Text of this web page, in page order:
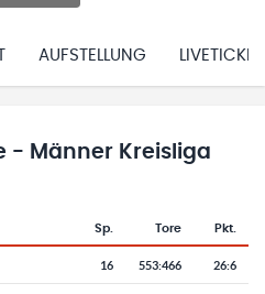
AUFSTELLUNG LIVETICKER
- Männer Kreisliga
Toren und Punkten
Sp. Tore Pkt.
16 553:466 26:6